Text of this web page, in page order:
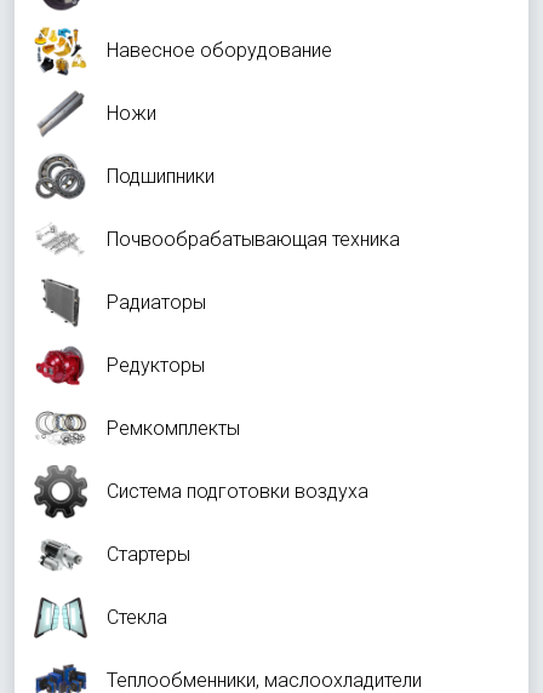
Навесное оборудование
Ножи
Подшипники
Почвообрабатывающая техника
Радиаторы
Редукторы
Ремкомплекты
Система подготовки воздуха
Стартеры
Стекла
Теплообменники, маслоохладители